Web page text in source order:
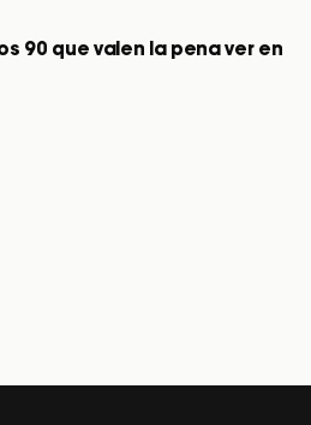
90 que valen la pena ver en